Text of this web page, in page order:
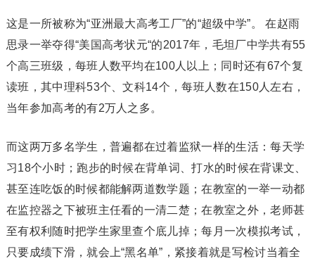
这是一所被称为“亚洲最大高考工厂”的“超级中学”。 在赵雨
思录一举夺得“美国高考状元“的2017年，毛坦厂中学共有55
个高三班级，每班人数平均在100人以上；同时还有67个复
读班，其中理科53个、文科14个，每班人数在150人左右，
当年参加高考的有2万人之多。
而这两万多名学生，普遍都在过着监狱一样的生活：每天学
习18个小时；跑步的时候在背单词、打水的时候在背课文、
甚至连吃饭的时候都能解两道数学题；在教室的一举一动都
在监控器之下被班主任看的一清二楚；在教室之外，老师甚
至有权利随时把学生家里查个底儿掉；每月一次模拟考试，
只要成绩下滑，就会上“黑名单”，紧接着就是写检讨当着全